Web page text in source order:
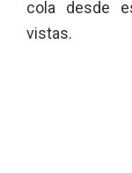
cola desde
vistas.